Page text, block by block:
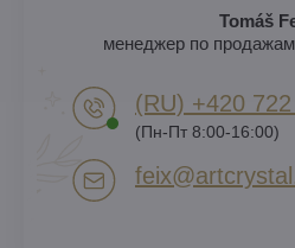
Tomáš
менеджер по
(RU) +420
(Пн-Пт 8:00-16:00)